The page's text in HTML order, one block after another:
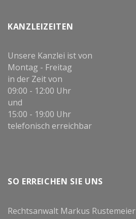
KANZLEIZEITEN
Unsere Kanzlei ist von
Montag - Freitag
in der Zeit von
09:00 - 12:00 Uhr
und
15:00 - 19:00 Uhr
telefonisch erreichbar
SO ERREICHEN SIE UNS
Rechtsanwalt Markus Rustemeier